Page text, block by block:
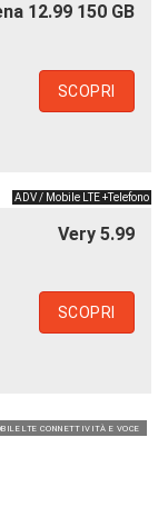
12.99 150 GB
SCOPRI
ADV / Mobile LTE +Telefono
Very 5.99
SCOPRI
LTE CONNETTIVITÀ E VOCE